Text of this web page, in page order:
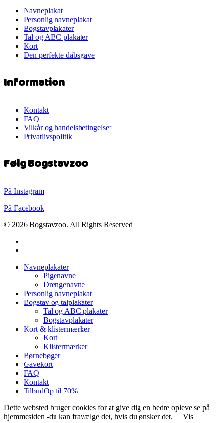
Navneplakat
Personlig navneplakat
Bogstavplakater
Tal og ABC plakater
Kort
Den perfekte dåbsgave
Information
Kontakt
FAQ
Vilkår og handelsbetingelser
Privatlivspolitik
Følg Bogstavzoo
På Instagram
På Facebook
© 2026 Bogstavzoo. All Rights Reserved
Close
Navneplakater
Pigenavne
Drengenavne
Personlig navneplakat
Bogstav og talplakater
Tal og ABC plakater
Bogstavplakater
Kort & klistermærker
Kort
Klistermærker
Børnebøger
Gavekort
FAQ
Kontakt
TilbudOp til 70%
Dette websted bruger cookies for at give dig en bedre oplevelse på
hjemmesiden -du kan fravælge det, hvis du ønsker det.
Vis